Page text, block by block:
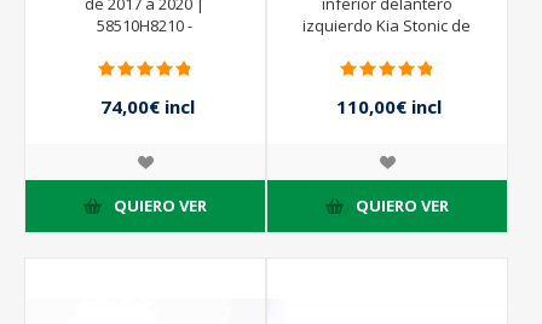
58510H8210 -
74,00€ incl
QUIERO VER
izquierdo Kia Stonic de
110,00€ incl
QUIERO VER